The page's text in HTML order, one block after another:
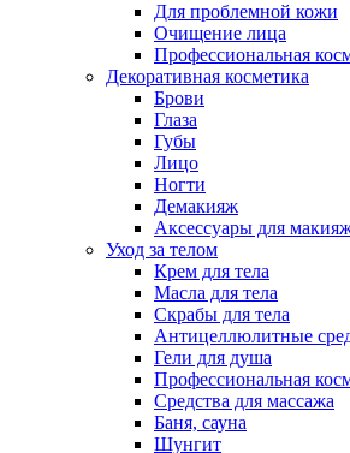
Для проблемной кожи
Очищение лица
Профессиональная
Декоративная косметика
Брови
Глаза
Губы
Лицо
Ногти
Демакияж
Аксессуары для
Уход за телом
Крем для тела
Масла для тела
Скрабы для тела
Антицеллюлитные
Гели для душа
Профессиональная
Средства для массажа
Баня, сауна
Шунгит